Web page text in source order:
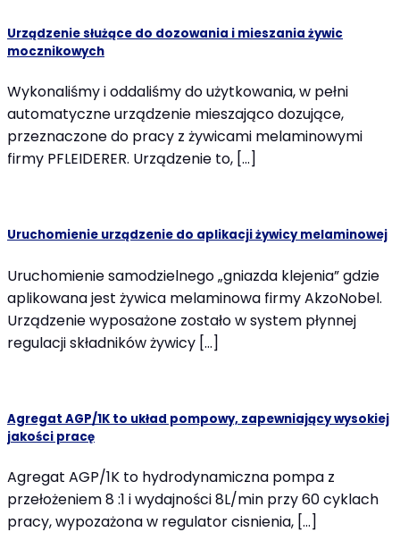
Urządzenie służące do dozowania i mieszania żywic
mocznikowych
Wykonaliśmy i oddaliśmy do użytkowania, w pełni
automatyczne urządzenie mieszająco dozujące,
przeznaczone do pracy z żywicami melaminowymi
firmy PFLEIDERER. Urządzenie to, […]
Uruchomienie urządzenie do aplikacji żywicy melaminowej
Uruchomienie samodzielnego „gniazda klejenia” gdzie
aplikowana jest żywica melaminowa firmy AkzoNobel.
Urządzenie wyposażone zostało w system płynnej
regulacji składników żywicy […]
Agregat AGP/1K to układ pompowy, zapewniający wysokiej
jakości pracę
Agregat AGP/1K to hydrodynamiczna pompa z
przełożeniem 8 :1 i wydajności 8L/min przy 60 cyklach
pracy, wypozażona w regulator cisnienia, […]